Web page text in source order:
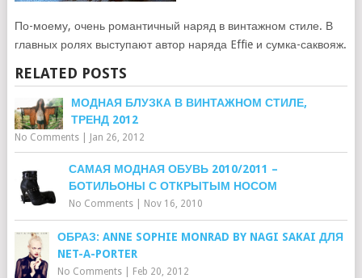
По-моему, очень романтичный наряд в винтажном стиле. В
главных ролях выступают автор наряда Effie и сумка-саквояж.
RELATED POSTS
МОДНАЯ БЛУЗКА В ВИНТАЖНОМ СТИЛЕ,
ТРЕНД 2012
No Comments| Jan 26, 2012
САМАЯ МОДНАЯ ОБУВЬ 2010/2011 –
БОТИЛЬОНЫ С ОТКРЫТЫМ НОСОМ
No Comments| Nov 16, 2010
ОБРАЗ: ANNE SOPHIE MONRAD BY NAGI SAKAI ДЛЯ
NET-A-PORTER
No Comments| Feb 20, 2012